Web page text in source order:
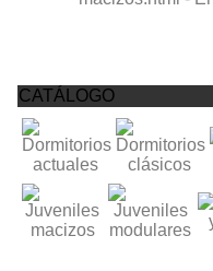
CATÁLOGO